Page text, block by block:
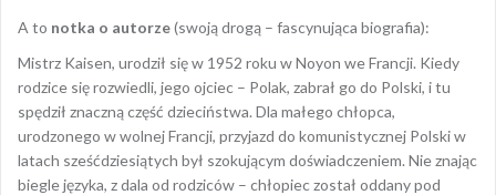
A to notka o autorze(swoją drogą – fascynująca biografia):
Mistrz Kaisen, urodził się w 1952 roku w Noyon we Francji. Kiedy
rodzice się rozwiedli, jego ojciec – Polak, zabrał go do Polski, i tu
spędził znaczną część dzieciństwa. Dla małego chłopca,
urodzonego w wolnej Francji, przyjazd do komunistycznej Polski w
latach sześćdziesiątych był szokującym doświadczeniem. Nie znając
biegle języka, z dala od rodziców – chłopiec został oddany pod